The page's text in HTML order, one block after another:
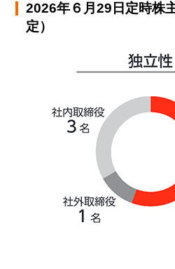
2026年６月29日定時株
定）